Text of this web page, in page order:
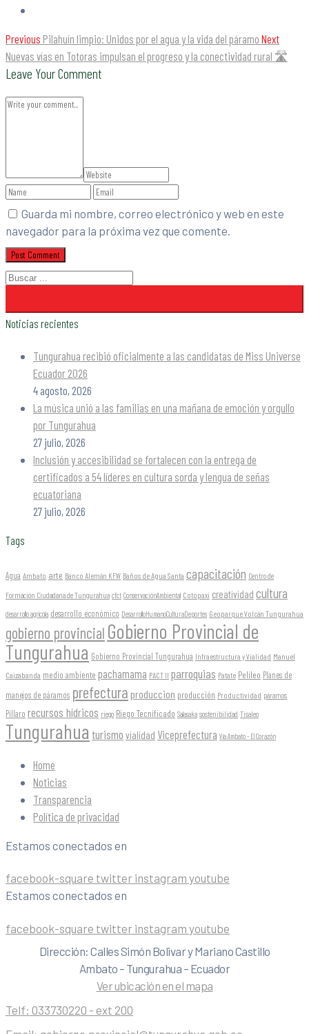
Previous Pilahuín limpio: Unidos por el agua y la vida del páramo Next
Nuevas vías en Totoras impulsan el progreso y la conectividad rural 🛣️
Leave Your Comment
Guarda mi nombre, correo electrónico y web en este
navegador para la próxima vez que comente.
Noticias recientes
Tungurahua recibió oficialmente a las candidatas de Miss Universe
Ecuador 2026
4 agosto, 2026
La música unió a las familias en una mañana de emoción y orgullo
por Tungurahua
27 julio, 2026
Inclusión y accesibilidad se fortalecen con la entrega de
certificados a 54 líderes en cultura sorda y lengua de señas
ecuatoriana
27 julio, 2026
Tags
Agua Ambato arte Banco Alemán KFW Baños de Agua Santa capacitación Centro de
Formación Ciudadana de Tungurahua cfct ConservaciónAmbiental Cotopaxi creatividad cultura
desarrollo agrícola desarrollo económico DesarrolloHumanoCulturaDeportes Geoparque Volcán Tungurahua
gobierno provincial Gobierno Provincial de
Tungurahua Gobierno Provincial Tungurahua Infraestructura y Vialidad Manuel
Caizabanda medio ambiente pachamama PACT II parroquias Patate Pelileo Planes de
manejos de páramos prefectura produccion producción Productividad páramos
Píllaro recursos hídricos riego Riego Tecnificado Salasaka sostenibilidad Tisaleo
Tungurahua turismo vialidad Viceprefectura Vía Ambato - El Corazón
Home
Noticias
Transparencia
Política de privacidad
Estamos conectados en
facebook-square twitter instagram youtube
Estamos conectados en
facebook-square twitter instagram youtube
Dirección: Calles Simón Bolivar y Mariano Castillo
Ambato – Tungurahua – Ecuador
Ver ubicación en el mapa
Telf: 033730220 - ext 200